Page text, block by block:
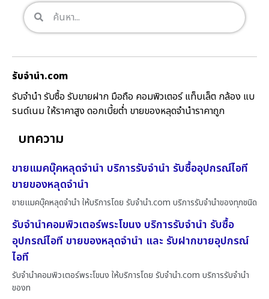
รับจํานํา.com
รับจำนำ รับซื้อ รับขายฝาก มือถือ คอมพิวเตอร์ แท็บเล็ต กล้อง แบ
รนด์เนม ให้ราคาสูง ดอกเบี้ยต่ำ ขายของหลุดจำนำราคาถูก
บทความ
ขายแมคบุ๊คหลุดจำนำ บริการรับจำนำ รับซื้ออุปกรณ์ไอที
ขายของหลุดจำนำ
ขายแมคบุ๊คหลุดจำนำ ให้บริการโดย รับจํานํา.com บริการรับจำนำของทุกชนิด
รับจำนำคอมพิวเตอร์พระโขนง บริการรับจำนำ รับซื้อ
อุปกรณ์ไอที ขายของหลุดจำนำ และ รับฝากขายอุปกรณ์
ไอที
รับจำนำคอมพิวเตอร์พระโขนง ให้บริการโดย รับจํานํา.com บริการรับจำนำ
ของท